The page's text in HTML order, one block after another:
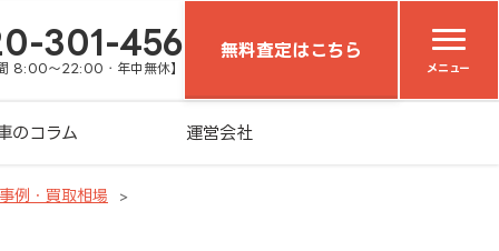
301-456
8:00～22:00・年中無休】
無料査定はこちら
メニュー
のコラム 運営会社
例・買取相場